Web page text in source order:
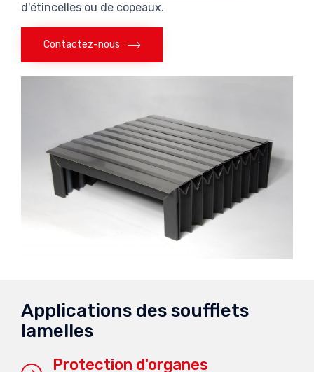
d'étincelles ou de copeaux.
Contactez-nous
Applications des soufflets
lamelles
Protection d'organes